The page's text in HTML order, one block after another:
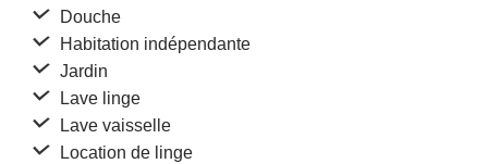
Douche
Habitation indépendante
Jardin
Lave linge
Lave vaisselle
Location de linge